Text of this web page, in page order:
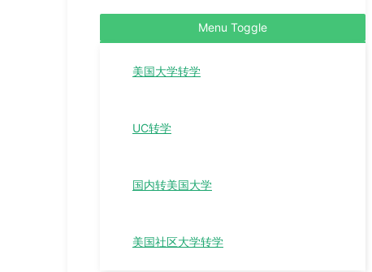
Menu Toggle
美国大学转学
UC转学
国内转美国大学
美国社区大学转学